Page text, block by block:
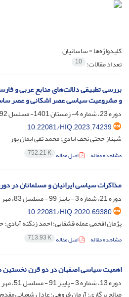
کلیدواژه‌ها =ساسانیان
تعداد مقالات: 10
بررسی تطبیقی دلالت‌های منابع عربی و
و مشروعیت سیاسی عصر اشکانی و عصر
دوره 23، شماره 4- زمستان 1401- مسلسل 92، دی 1401، صفحه
10.22081/HIQ.2023.74239
شهناز حجتی نجف ابادی؛ محمد تقی ایمان پور
مشاهده مقاله اصل مقاله 752.21 K
مذاکرات سیاسی ایرانیان و مسلمانان در دوره
دوره 21، شماره 3 - پاییز 99 - مسلسل 83، مهر 1399، صفحه
10.22081/HIQ.2020.69380
پژمان افخمی عمله قشقایی؛ احمد زنگنه آبادی؛
مشاهده مقاله اصل مقاله 713.93 K
اهمیت سیاسی اصفهان در دو قرن
دوره 13، شماره 3 - پاییز 91 - مسلسل 51، مهر 1391، صفحه